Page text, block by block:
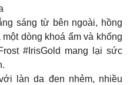
sáng từ bên ngoài, hồng
dòng khoá ẩm và khống
#IrisGold mang lại sức
làn da đen nhẻm, nhiều